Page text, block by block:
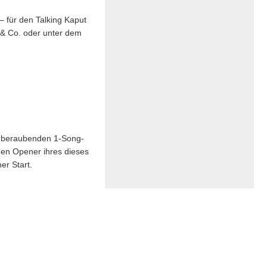
für den Talking Kaput
Co. oder unter dem
1-Song-
Opener ihres dieses
Start.